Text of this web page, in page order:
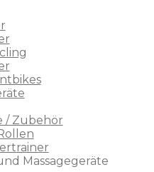
/ Zubehör
Massagegeräte